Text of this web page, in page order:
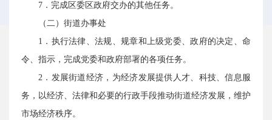
7．完成区委区政府交办的其他任务。
（二）街道办事处
1．执行法律、法规、规章和上级党委、政府的决定、命
令、指示，完成党委和政府部署的各项任务。
2．发展街道经济，为经济发展提供人才、科技、信息服
务，以经济、法律和必要的行政手段推动街道经济发展，维护
市场经济秩序。